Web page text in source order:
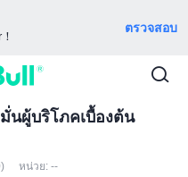
ตรวจสอบ
นผู้บริโภคเบื้องต้น
หน่วย: --